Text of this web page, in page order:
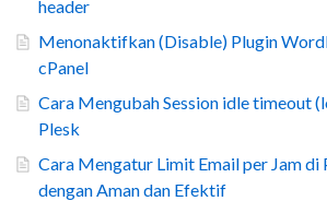
header
Menonaktifkan (Disable) Plugin
cPanel
Cara Mengubah Session idle timeout
Plesk
Cara Mengatur Limit Email per Jam di
dengan Aman dan Efektif